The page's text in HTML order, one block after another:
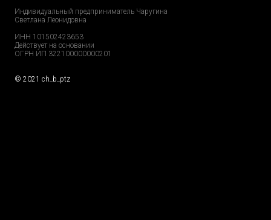
Индивидуальный предприниматель Чаругина
Светлана Леонидовна
ИНН 101502423653
Действует на основании
ОГРН ИП 322100000000201
© 2021 ch_b_ptz